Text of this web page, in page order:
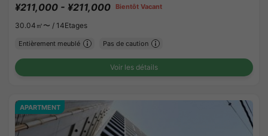
¥211,000 - ¥211,000 Bientôt Vacant
30.04㎡〜 / 14Etages
Entièrement meublé Pas de caution
Voir les détails
APARTMENT